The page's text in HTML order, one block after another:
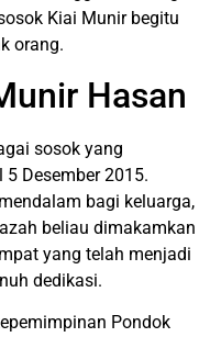
Kiai Munir begitu
orang.
Hasan
sosok yang
Desember 2015.
bagi keluarga,
beliau dimakamkan
yang telah menjadi
dedikasi.
Pondok